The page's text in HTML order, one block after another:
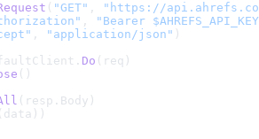
( "GET" , " https://
,
"Bearer
, "application/json" )
Do (req)
()
(resp.Body)
(data))